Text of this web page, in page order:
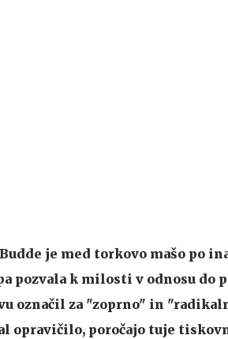
je med torkovo mašo po
pozvala k milosti v odnosu do
označil za "zoprno" in
opravičilo, poročajo tuje